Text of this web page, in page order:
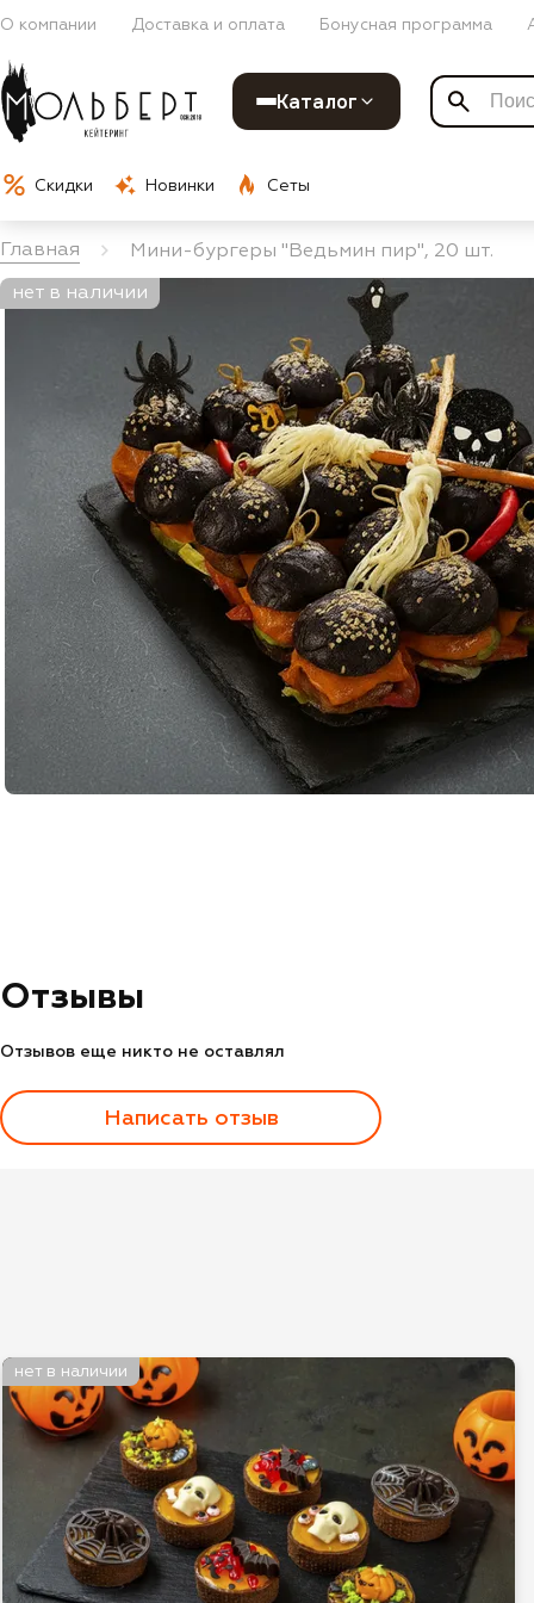
О компании Доставка и оплата Бонусная программа
Каталог
Скидки Новинки Сеты
Главная
Мини-бургеры "Ведьмин пир", 20 шт.
нет в наличии
Отзывы
Отзывов еще никто не оставлял
Написать отзыв
Отзыв*
нет в наличии